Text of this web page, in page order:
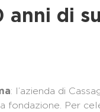
anni di
: l’azienda di
fondazione. Per